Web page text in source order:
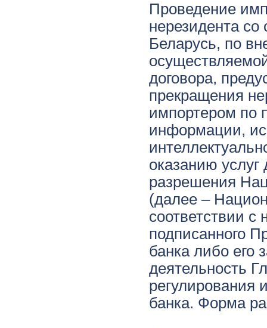
Проведение
нерезидента со
Беларусь, по
договора,
прекращения
импортером по
информации,
оказанию услуг
разрешения
(далее –
соответствии
подписанного
банка либо его
деятельность
регулирования
банка. Форма